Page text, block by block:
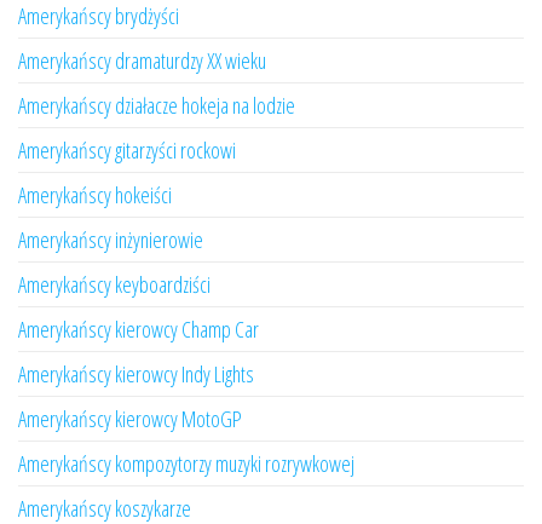
Amerykańscy brydżyści
Amerykańscy dramaturdzy XX wieku
Amerykańscy działacze hokeja na lodzie
Amerykańscy gitarzyści rockowi
Amerykańscy hokeiści
Amerykańscy inżynierowie
Amerykańscy keyboardziści
Amerykańscy kierowcy Champ Car
Amerykańscy kierowcy Indy Lights
Amerykańscy kierowcy MotoGP
Amerykańscy kompozytorzy muzyki rozrywkowej
Amerykańscy koszykarze